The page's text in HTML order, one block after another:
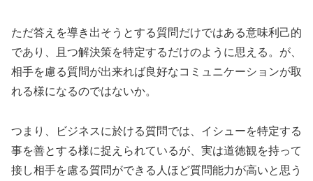
ただ答えを導き出そうとする質問だけではある意味利己的
であり、且つ解決策を特定するだけのように思える。が、
相手を慮る質問が出来れば良好なコミュニケーションが取
れる様になるのではないか。
つまり、ビジネスに於ける質問では、イシューを特定する
事を善とする様に捉えられているが、実は道徳観を持って
接し相手を慮る質問ができる人ほど質問能力が高いと思う